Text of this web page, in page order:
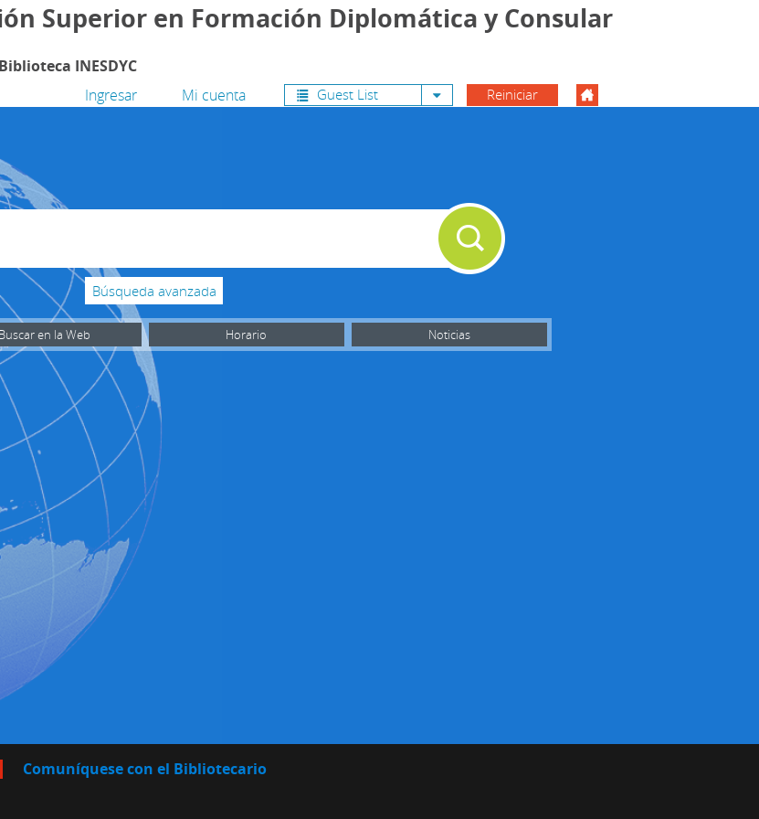
Superior en Formación Diplomática y Consular
INESDYC
Ingresar
Mi cuenta Guest List Toggle Dropdown
Reiniciar
Búsqueda avanzada
Buscar en la Web Horario Noticias
(Simplified)
Comuníquese con el Bibliotecario